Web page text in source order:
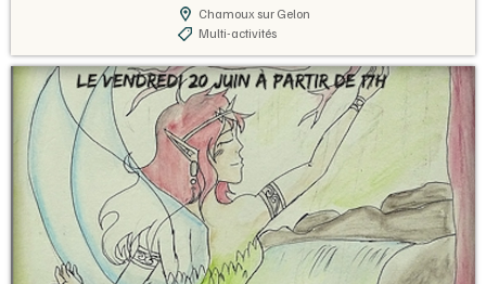
Chamoux sur Gelon
Multi-activités